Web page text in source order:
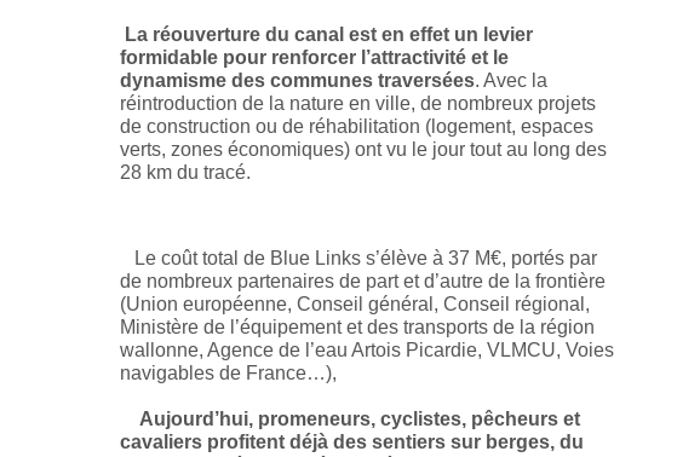
La réouverture du canal est en effet un levier
formidable pour renforcer l’attractivité et le
dynamisme des communes traversées. Avec la
réintroduction de la nature en ville, de nombreux projets
de construction ou de réhabilitation (logement, espaces
verts, zones économiques) ont vu le jour tout au long des
28 km du tracé.
Le coût total de Blue Links s’élève à 37 M€, portés par
de nombreux partenaires de part et d’autre de la frontière
(Union européenne, Conseil général, Conseil régional,
Ministère de l’équipement et des transports de la région
wallonne, Agence de l’eau Artois Picardie, VLMCU, Voies
navigables de France…),
Aujourd’hui, promeneurs, cyclistes, pêcheurs et
cavaliers profitent déjà des sentiers sur berges, du